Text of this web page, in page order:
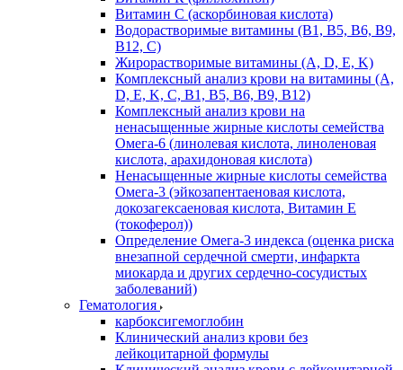
Витамин С (аскорбиновая кислота)
Водорастворимые витамины (B1, B5, B6, В9,
В12, С)
Жирорастворимые витамины (A, D, E, K)
Комплексный анализ крови на витамины (A,
D, E, K, C, B1, B5, B6, В9, B12)
Комплексный анализ крови на
ненасыщенные жирные кислоты семейства
Омега-6 (линолевая кислота, линоленовая
кислота, арахидоновая кислота)
Ненасыщенные жирные кислоты семейства
Омега-3 (эйкозапентаеновая кислота,
докозагексаеновая кислота, Витамин E
(токоферол))
Определение Омега-3 индекса (оценка риска
внезапной сердечной смерти, инфаркта
миокарда и других сердечно-сосудистых
заболеваний)
Гематология
карбоксигемоглобин
Клинический анализ крови без
лейкоцитарной формулы